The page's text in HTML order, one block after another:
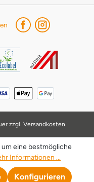
zzgl. Versandkosten.
eine bestmögliche
Informationen ...
Konfigurieren